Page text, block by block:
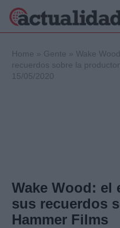
Internacional
Viajes
Home » Gente » Wake
recuerdos sobre la
15/05/2020
Wake Wood: el
sus recuerdos
Hammer Films